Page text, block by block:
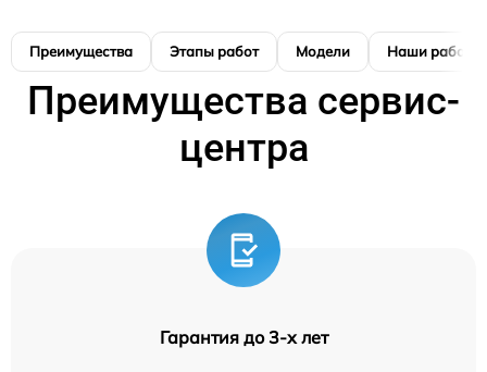
Преимущества Этапы работ Модели Наши работы
Преимущества сервис-
центра
Гарантия до 3-х лет